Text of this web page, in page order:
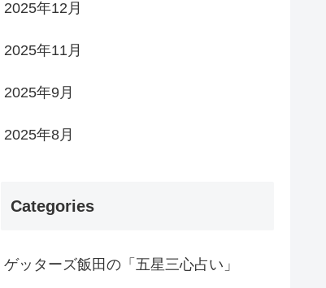
2025年12月
2025年11月
2025年9月
2025年8月
Categories
ゲッターズ飯田の「五星三心占い」